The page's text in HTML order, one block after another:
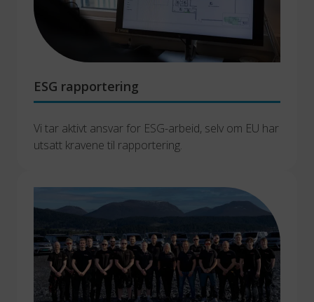
ESG rapportering
Vi tar aktivt ansvar for ESG-arbeid, selv om EU har
utsatt kravene til rapportering.